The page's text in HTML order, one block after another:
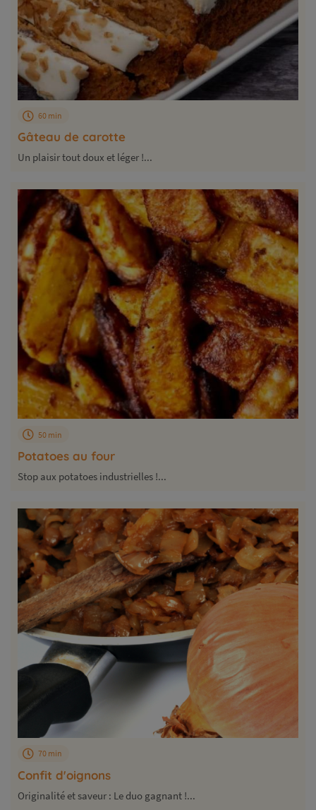
Gâteau de carotte
60 min
Un plaisir tout doux et léger !...
Potatoes au four
50 min
Stop aux potatoes industrielles !...
Confit d'oignons
70 min
Originalité et saveur : Le duo gagnant !...